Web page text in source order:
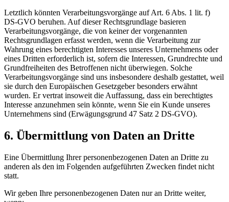
Letztlich könnten Verarbeitungsvorgänge auf Art. 6 Abs. 1 lit. f)
DS-GVO beruhen. Auf dieser Rechtsgrundlage basieren
Verarbeitungsvorgänge, die von keiner der vorgenannten
Rechtsgrundlagen erfasst werden, wenn die Verarbeitung zur
Wahrung eines berechtigten Interesses unseres Unternehmens oder
eines Dritten erforderlich ist, sofern die Interessen, Grundrechte und
Grundfreiheiten des Betroffenen nicht überwiegen. Solche
Verarbeitungsvorgänge sind uns insbesondere deshalb gestattet, weil
sie durch den Europäischen Gesetzgeber besonders erwähnt
wurden. Er vertrat insoweit die Auffassung, dass ein berechtigtes
Interesse anzunehmen sein könnte, wenn Sie ein Kunde unseres
Unternehmens sind (Erwägungsgrund 47 Satz 2 DS-GVO).
6. Übermittlung von Daten an Dritte
Eine Übermittlung Ihrer personenbezogenen Daten an Dritte zu
anderen als den im Folgenden aufgeführten Zwecken findet nicht
statt.
Wir geben Ihre personenbezogenen Daten nur an Dritte weiter,